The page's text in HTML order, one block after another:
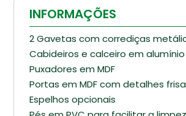
INFORMAÇÕES
2 Gavetas com corrediças
Cabideiros e calceiro em alumínio
Puxadores em MDF
Portas em MDF com detalhes
Espelhos opcionais